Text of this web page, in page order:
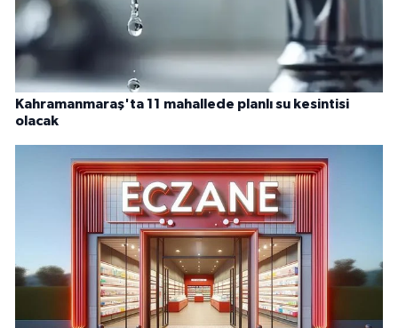
Kahramanmaraş'ta 11 mahallede planlı su kesintisi
olacak